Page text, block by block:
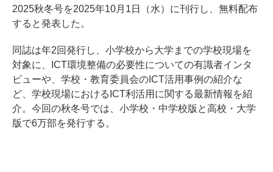
2025秋冬号を2025年10月1日（水）に刊行し、無料配布
すると発表した。
同誌は年2回発行し、小学校から大学までの学校現場を
対象に、ICT環境整備の必要性についての有識者インタ
ビューや、学校・教育委員会のICT活用事例の紹介な
ど、学校現場におけるICT利活用に関する最新情報を紹
介。今回の秋冬号では、小学校・中学校版と高校・大学
版で6万部を発行する。